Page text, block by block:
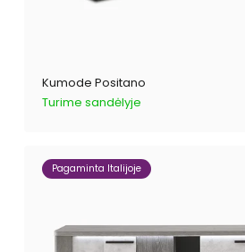
Kumode Positano
Turime sandėlyje
Pagaminta Italijoje